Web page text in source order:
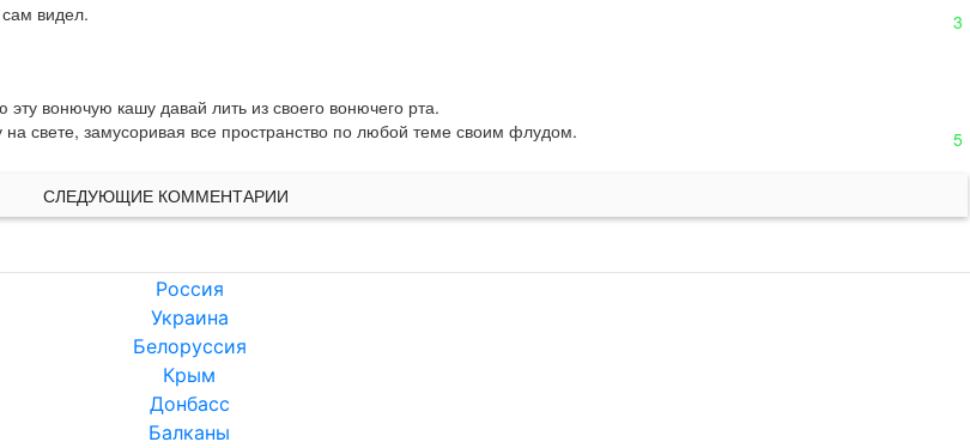
видел. 3
вонючую кашу давай лить из своего вонючего рта.
свете, замусоривая все пространство по любой теме своим флудом.
5
СЛЕДУЮЩИЕ КОММЕНТАРИИ
Россия
Украина
Белоруссия
Крым
Донбасс
Балканы